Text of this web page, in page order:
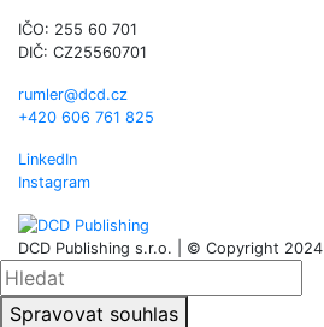
IČO: 255 60 701
DIČ: CZ25560701
rumler@dcd.cz
+420 606 761 825
LinkedIn
Instagram
DCD Publishing s.r.o. | © Copyright 2024
Spravovat souhlas